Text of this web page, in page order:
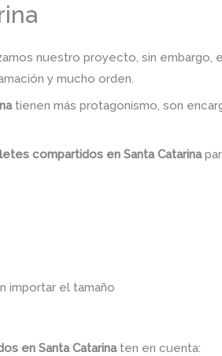
nuestro proyecto, sin embargo,
y mucho orden.
tienen más protagonismo, son
compartidos en Santa Catarina
importar el tamaño
en Santa Catarina ten en cuenta: